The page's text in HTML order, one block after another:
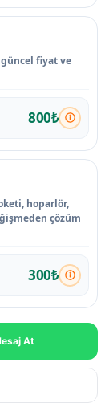
güncel fiyat ve
800₺
hoparlör,
çözüm
300₺
At